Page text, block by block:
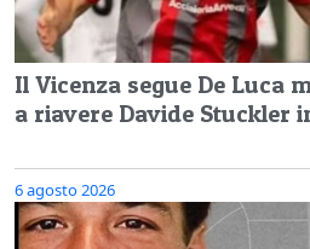
Il Vicenza segue De Luca
a riavere Davide Stuckler
6 agosto 2026